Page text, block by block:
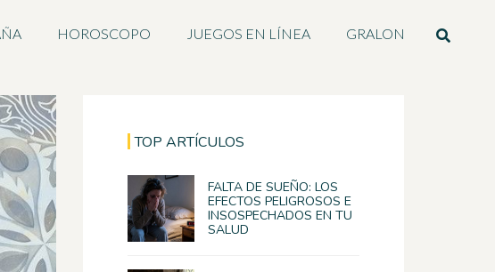
HOROSCOPO JUEGOS EN LÍNEA GRALON
TOP ARTÍCULOS
FALTA DE SUEÑO: LOS
EFECTOS PELIGROSOS E
INSOSPECHADOS EN TU
SALUD